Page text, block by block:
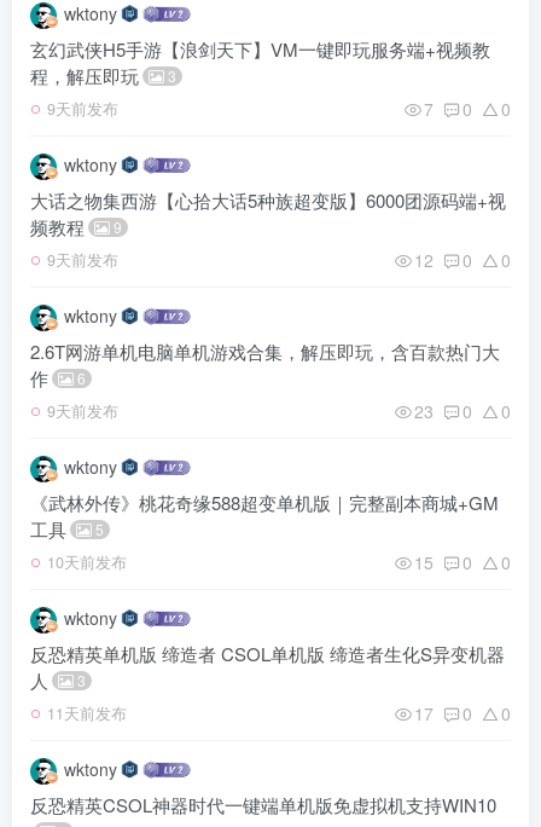
wktony
玄幻武侠H5手游【浪剑天下】VM一键即玩服务端+视频教
程，解压即玩
3
9天前发布 7 0 0
wktony
大话之物集西游【心拾大话5种族超变版】6000团源码端+视
频教程
9
9天前发布 12 0 0
wktony
2.6T网游单机电脑单机游戏合集，解压即玩，含百款热门大
作
6
9天前发布 23 0 0
wktony
《武林外传》桃花奇缘588超变单机版｜完整副本商城+GM
工具
5
10天前发布 15 0 0
wktony
反恐精英单机版 缔造者 CSOL单机版 缔造者生化S异变机器
人
3
11天前发布 17 0 0
wktony
反恐精英CSOL神器时代一键端单机版免虚拟机支持WIN10